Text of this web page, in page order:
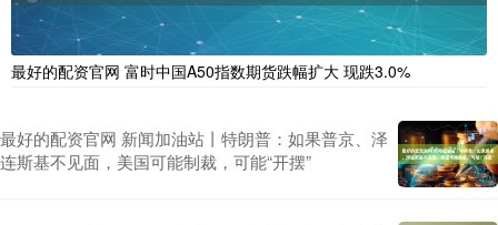
最好的配资官网 富时中国A50指数期货跌幅扩大 现跌3.0%
最好的配资官网 新闻加油站丨特朗普：如果普京、泽
连斯基不见面，美国可能制裁，可能“开摆”